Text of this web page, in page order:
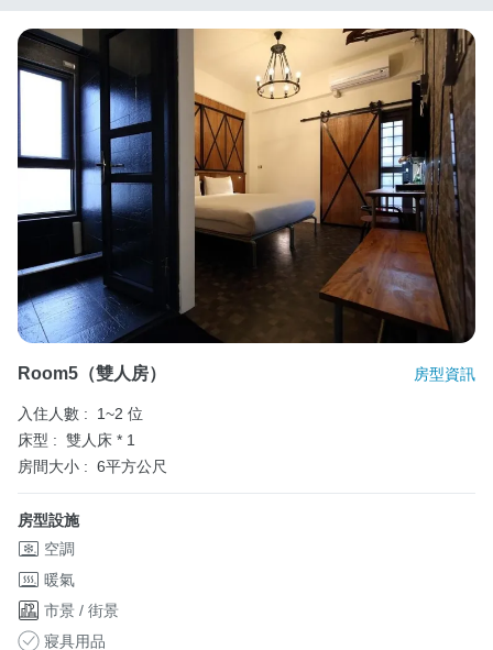
Room5（雙人房） 房型資訊
入住人數 :
1~2 位
床型 : 雙人床 * 1
房間大小 : 6平方公尺
房型設施
空調
暖氣
市景 / 街景
寢具用品